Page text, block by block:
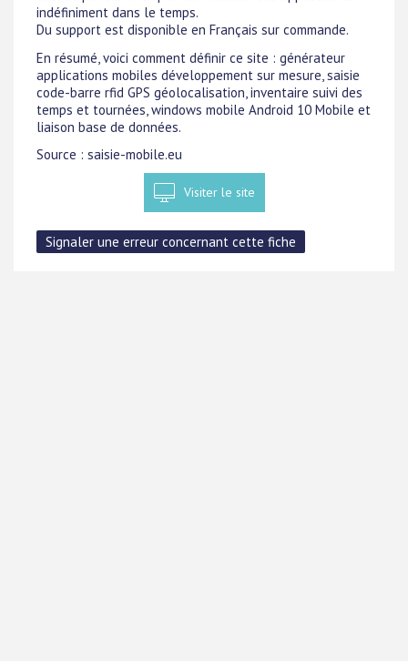
indéfiniment dans le temps.
Du support est disponible en Français sur commande.
En résumé, voici comment définir ce site : générateur
applications mobiles développement sur mesure, saisie
code-barre rfid GPS géolocalisation, inventaire suivi des
temps et tournées, windows mobile Android 10 Mobile et
liaison base de données.
Source : saisie-mobile.eu
Visiter le site